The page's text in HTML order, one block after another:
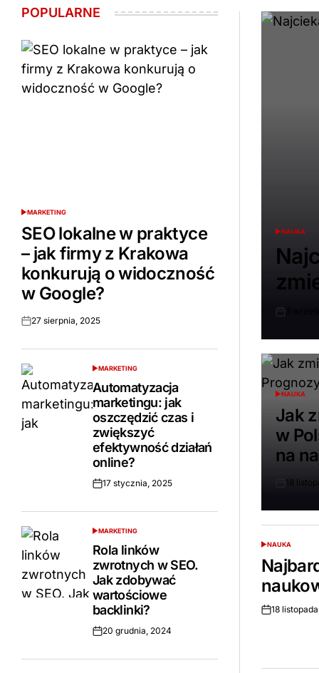
POSTED
NAUKA
POSTED
NAUKA
Jak
w
na
18
POSTED
NAUKA
Opublikowano
18
POPULARNE
POSTED
MARKETING
SEO lokalne w praktyce
– jak firmy z Krakowa
konkurują o widoczność
w Google?
Opublikowano
27 sierpnia, 2025
POSTED
IN
MARKETING
Automatyzacja
marketingu: jak
oszczędzić czas i
zwiększyć
efektywność działań
online?
Opublikowano
17 stycznia, 2025
POSTED
IN
MARKETING
Rola linków
zwrotnych w SEO.
Jak zdobywać
wartościowe
backlinki?
Opublikowano
20 grudnia, 2024